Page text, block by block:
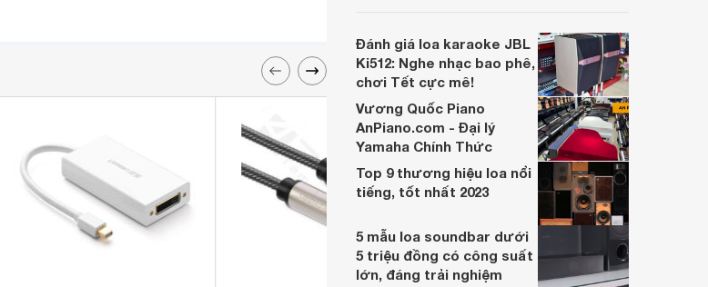
lớn, kết nối đa dạng, mà còn ghi điểm nhờ
“chất Marshall” cùng cấu trúc âm thanh
5.1.2 đầy hứa hẹn.
Đánh giá loa karaoke JBL
Ki512: Nghe nhạc bao phê,
chơi Tết cực mê!
Vương Quốc Piano
AnPiano.com - Đại lý
Yamaha Chính Thức
Top 9 thương hiệu loa nổi
tiếng, tốt nhất 2023
5 mẫu loa soundbar dưới
5 triệu đồng có công suất
lớn, đáng trải nghiệm